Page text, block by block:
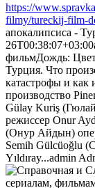
https://
filmy/tureckij-film-
апокалипсиса -
26T00:38:07+03:00
фильмДождь:
Турция. Что
катастрофы и как
производство
Gülay Kuriş
режиссер Onur
(Онур Айдын)
Semih Gülcüoğlu
Yıldıray...admin